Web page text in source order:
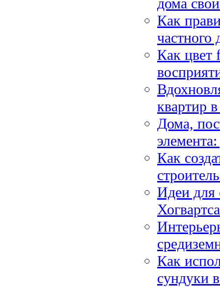
дома
Как
частного
Как цвет
квартир
Дома,
Как
Идеи для
Как
сундуки